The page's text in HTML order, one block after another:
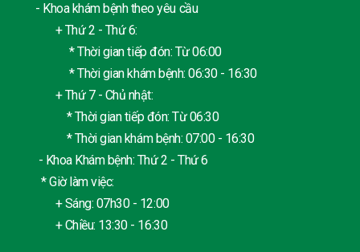
- Khoa khám bệnh theo yêu cầu
+ Thứ 2 - Thứ 6:
* Thời gian tiếp đón: Từ 06:00
* Thời gian khám bệnh: 06:30 - 16:30
+ Thứ 7 - Chủ nhật:
* Thời gian tiếp đón: Từ 06:30
* Thời gian khám bệnh: 07:00 - 16:30
- Khoa Khám bệnh: Thứ 2 - Thứ 6
* Giờ làm việc:
+ Sáng: 07h30 - 12:00
+ Chiều: 13:30 - 16:30